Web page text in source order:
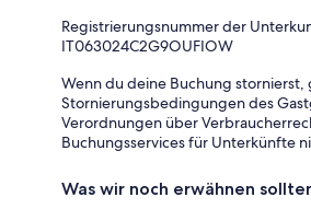
Registrierungsnummer der
IT063024C2G9OUFIOW
Wenn du deine Buchung stornierst,
Stornierungsbedingungen des
Verordnungen über
Buchungsservices für Unterkünfte
Was wir noch erwähnen